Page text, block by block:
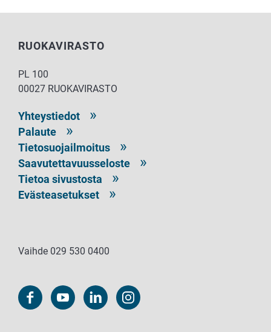
RUOKAVIRASTO
PL 100
00027 RUOKAVIRASTO
Yhteystiedot
Palaute
Tietosuojailmoitus
Saavutettavuusseloste
Tietoa sivustosta
Evästeasetukset
Vaihde 029 530 0400